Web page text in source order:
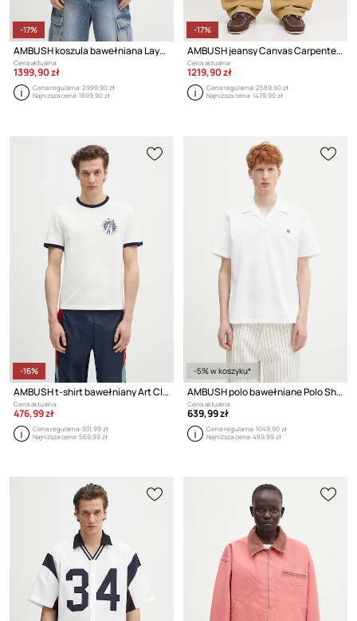
-17%
AMBUSH koszula bawełniana Layered Shirt
Cena aktualna:
1399,90 zł
Cena regularna:2999,90 zł
Najniższa cena:1699,90 zł
-17%
AMBUSH jeansy Canvas Carpenter Pants
Cena aktualna:
1219,90 zł
Cena regularna:2589,90 zł
Najniższa cena:1479,90 zł
-16%
AMBUSH t-shirt bawełniany Art Club T-Shirt
Cena aktualna:
476,99 zł
Cena regularna:931,99 zł
Najniższa cena:569,99 zł
-5% w koszyku*
AMBUSH polo bawełniane Polo Shirt
Cena aktualna:
639,99 zł
Cena regularna:1049,90 zł
Najniższa cena:489,99 zł